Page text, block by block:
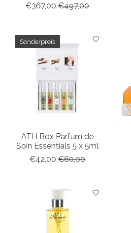
€367,00 €497,00
Sonderpreis
ATH Box Parfum de
Soin Essentials 5 x 5ml
€42,00 €60,00